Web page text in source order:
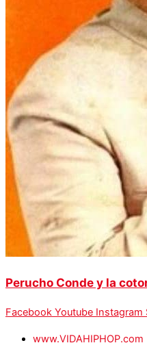
Perucho Conde y la
Facebook Youtube Instagram
www.VIDAHIPHOP.com